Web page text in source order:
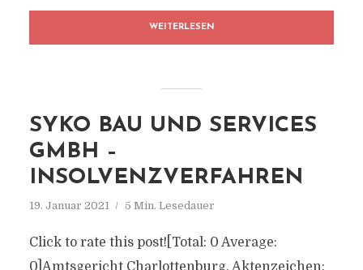
WEITERLESEN
SYKO BAU UND SERVICES
GMBH –
INSOLVENZVERFAHREN
19. Januar 2021 5 Min. Lesedauer
Click to rate this post![Total: 0 Average:
0]Amtsgericht Charlottenburg, Aktenzeichen: